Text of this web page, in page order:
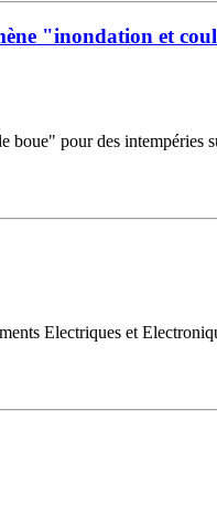
"inondation et
pour des
Electriques et